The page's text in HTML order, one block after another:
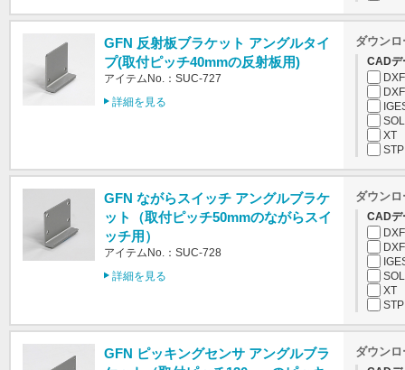
GFN 反射板ブラケット アングルタイ
プ(取付ピッチ40mmの反射板用)
アイテムNo.：SUC-727
詳細を見る
ダウンロ
CADデ
DXF
XT
STP
GFN ながらスイッチ アングルブラケ
ット（取付ピッチ50mmのながらスイ
ッチ用）
アイテムNo.：SUC-728
詳細を見る
ダウンロ
CADデ
DXF
XT
STP
GFN ピッキングセンサ アングルブラ
ダウンロ